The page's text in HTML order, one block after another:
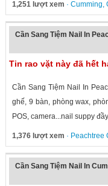
1,251 lượt xem · Cumming,
Cần Sang Tiệm Nail In
Tin rao vặt này đã hết
Cần Sang Tiệm Nail In
ghế, 9 bàn, phòng wax,
POS, camera...nail suppy
1,376 lượt xem · Peachtree
Cần Sang Tiệm Nail In